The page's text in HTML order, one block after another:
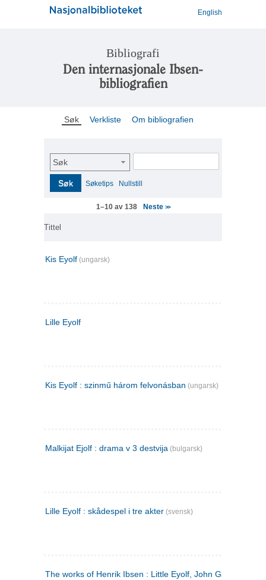
English
Bibliografi
Den internasjonale Ibsen-
bibliografien
Søk Verkliste Om bibliografien
Søk
Søk Søketips Nullstill
1–10 av 138 Neste >>
Tittel
Kis Eyolf (ungarsk)
Lille Eyolf
Kis Eyolf : szinmű három felvonásban (ungarsk)
Malkijat Ejolf : drama v 3 destvija (bulgarsk)
Lille Eyolf : skådespel i tre akter (svensk)
The works of Henrik Ibsen : Little Eyolf, John Gabriel